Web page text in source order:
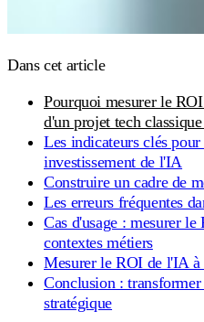
Dans cet article
Pourquoi mesurer le
d'un projet tech
Les indicateurs clés
investissement de l'IA
Construire un cadre de
Les erreurs fréquentes
Cas d'usage : mesurer
contextes métiers
Mesurer le ROI de l'IA à
Conclusion :
stratégique